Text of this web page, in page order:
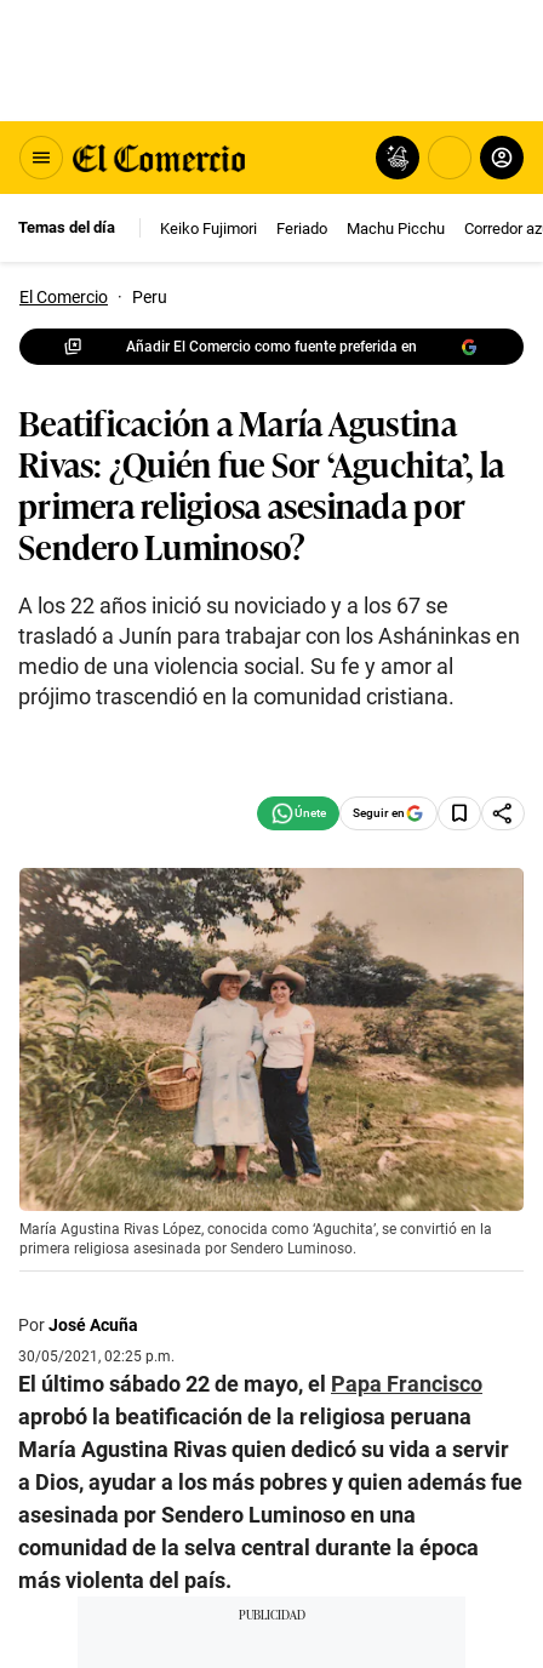
Temas del día Keiko Fujimori Feriado Machu Picchu Corredor
El Comercio · Peru
Añadir El Comercio como fuente preferida en
Beatificación a María Agustina
Rivas: ¿Quién fue Sor ‘Aguchita’, la
primera religiosa asesinada por
Sendero Luminoso?
A los 22 años inició su noviciado y a los 67 se
trasladó a Junín para trabajar con los Asháninkas en
medio de una violencia social. Su fe y amor al
prójimo trascendió en la comunidad cristiana.
Seguir en
María Agustina Rivas López, conocida como ‘Aguchita’, se convirtió en la
primera religiosa asesinada por Sendero Luminoso.
PorJosé Acuña
30/05/2021, 02:25 p.m.
El último sábado 22 de mayo, el Papa Francisco
aprobó la beatificación de la religiosa peruana
María Agustina Rivas quien dedicó su vida a servir
a Dios, ayudar a los más pobres y quien además fue
asesinada por Sendero Luminoso en una
comunidad de la selva central durante la época
más violenta del país.